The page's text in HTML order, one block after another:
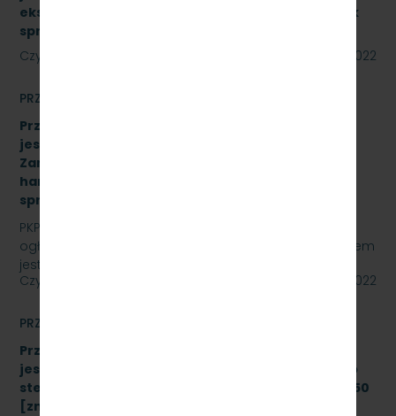
eksploatacyjnych do urządzeń drukujących. Znak
sprawy: SKMMU.086.34A.22
Czytaj dalej
22 lipca 2022
PRZETARGI
Przetarg nieograniczony, którego przedmiotem
jest „sukcesywna dostawa do siedziby
Zamawiającego – 9.525 szt. żeliwnych wstawek
hamulcowych z dylatacjami typu DO-B-380, znak
sprawy: SKMMU.086.42.22
PKP SZYBKA KOLEJ MIEJSKA W TRÓJMIEŚCIE Sp. z o.o.
ogłasza przetarg nieograniczony, którego przedmiotem
jest „sukcesywna dostawa do siedziby odbiorcy…
Czytaj dalej
22 lipca 2022
PRZETARGI
Przetarg nieograniczony, którego przedmiotem
jest modernizacja i rozbudowa systemu zdalnego
sterowania radiołącznością na linii kolejowej nr 250
[znak: SKMMU.086.43.22]